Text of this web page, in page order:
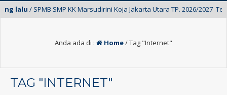
/ SPMB SMP KK Marsudirini Koja Jakarta Utara TP. 2026/2027 Telah
Anda ada di : Home/Tag "Internet"
TAG "INTERNET"